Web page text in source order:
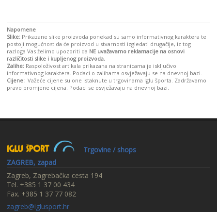
Napomene
Slike: Prikazane slike proizvoda ponekad su samo informativnog karaktera te
postoji mogućnost da će proizvod u stvarnosti izgledati drugačije, iz tog
razloga Vas želimo upozoriti da NE uvažavamo reklamacije na osnovi
različitosti slike i kupljenog proizvoda.
Zalihe: Raspoloživost artikala prikazana na stranicama je isključivo
informativnog karaktera. Podaci o zalihama osvježavaju se na dnevnoj bazi.
Cijene: Važeće cijene su one istaknute u trgovinama Iglu športa. Zadržavamo
pravo promjene cijena. Podaci se osvježavaju na dnevnoj bazi.
Trgovine / shops
ZAGREB, zapad
Zagreb, Zagrebačka cesta 194
Tel. +385 1 37 00 434
Fax. +385 1 37 77 082
zagreb@iglusport.hr